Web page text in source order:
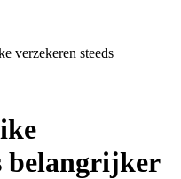
verzekeren steeds
belangrijker